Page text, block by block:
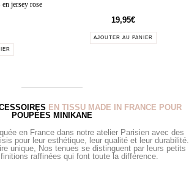
en jersey rose
19,95€
AJOUTER AU PANIER
EN TISSU MADE IN FRANCE POUR
POUPÉES MINIKANE
en France dans notre atelier Parisien avec des
pour leur esthétique, leur qualité et leur durabilité.
unique, Nos tenues se distinguent par leurs petits
raffinées qui font toute la différence.